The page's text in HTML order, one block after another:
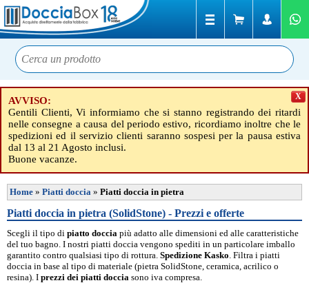
AVVISO:
Gentili Clienti, Vi informiamo che si stanno registrando dei ritardi
nelle consegne a causa del periodo estivo, ricordiamo inoltre che le
spedizioni ed il servizio clienti saranno sospesi per la pausa estiva
dal 13 al 21 Agosto inclusi.
Buone vacanze.
X
Home » Piatti doccia » Piatti doccia in pietra
Piatti doccia in pietra (SolidStone) - Prezzi e offerte
Scegli il tipo di piatto doccia più adatto alle dimensioni ed alle caratteristiche
del tuo bagno. I nostri piatti doccia vengono spediti in un particolare imballo
garantito contro qualsiasi tipo di rottura. Spedizione Kasko. Filtra i piatti
doccia in base al tipo di materiale (pietra SolidStone, ceramica, acrilico o
resina). I prezzi dei piatti doccia sono iva compresa.